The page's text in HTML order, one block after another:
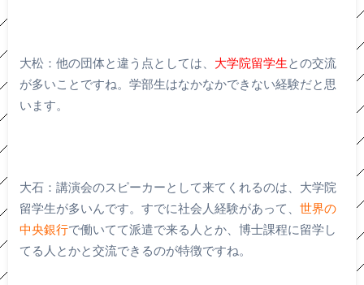
大松：他の団体と違う点としては、 大学院留学生との交流
が多いことですね。学部生はなかなかできない経験だと思
います。
大石：講演会のスピーカーとして来てくれるのは、大学院
留学生が多いんです。すでに社会人経験があって、 世界の
中央銀行で働いてて派遣で来る人とか、博士課程に留学し
てる人とかと交流できるのが特徴ですね。